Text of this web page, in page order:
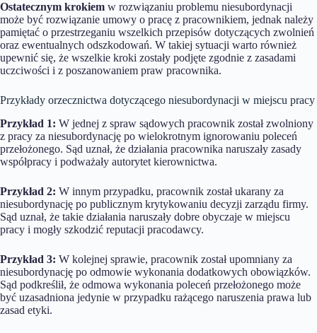
Ostatecznym krokiem w rozwiązaniu problemu niesubordynacji
może być rozwiązanie umowy o pracę z pracownikiem, jednak należy
pamiętać o przestrzeganiu wszelkich przepisów dotyczących zwolnień
oraz ewentualnych odszkodowań. W takiej sytuacji warto również
upewnić się, że wszelkie kroki zostały podjęte zgodnie z zasadami
uczciwości i z poszanowaniem praw pracownika.
Przykłady orzecznictwa dotyczącego niesubordynacji w miejscu pracy
Przykład 1: W jednej z spraw sądowych pracownik został zwolniony
z pracy za niesubordynację po wielokrotnym ignorowaniu poleceń
przełożonego. Sąd uznał, że działania pracownika naruszały zasady
współpracy i podważały autorytet kierownictwa.
Przykład 2: W innym przypadku, pracownik został ukarany za
niesubordynację po publicznym krytykowaniu decyzji zarządu firmy.
Sąd uznał, że takie działania naruszały dobre obyczaje w miejscu
pracy i mogły szkodzić reputacji pracodawcy.
Przykład 3: W kolejnej sprawie, pracownik został upomniany za
niesubordynację po odmowie wykonania dodatkowych obowiązków.
Sąd podkreślił, że odmowa wykonania poleceń przełożonego może
być uzasadniona jedynie w przypadku rażącego naruszenia prawa lub
zasad etyki.